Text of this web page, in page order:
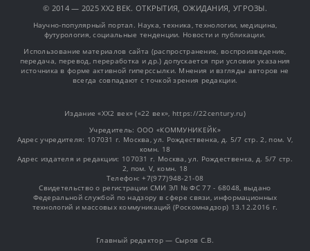
© 2014 — 2025 XX2 ВЕК. ОТКРЫТИЯ, ОЖИДАНИЯ, УГРОЗЫ.
Научно-популярный портал. Наука, техника, технологии, медицина,
футурология, социальные тенденции. Новости и публикации.
Использование материалов сайта (распространение, воспроизведение,
передача, перевод, переработка и др.) допускается при условии указания
источника в форме активной гиперссылки. Мнения и взгляды авторов не
всегда совпадают с точкой зрения редакции.
Издание «XX2 век» («22 век», https://22century.ru)
Учредитель: OOO «КОММУНИКЕЙК»
Адрес учредителя: 107031 г. Москва, ул. Рождественка, д. 5/7 стр. 2, пом. V,
комн. 18
Адрес издателя и редакции: 107031 г. Москва, ул. Рождественка, д. 5/7 стр.
2, пом. V, комн. 18
Телефон: +7(977)948-21-08
Свидетельство о регистрации СМИ ЭЛ № ФС 77 - 68048, выдано
Федеральной службой по надзору в сфере связи, информационных
технологий и массовых коммуникаций (Роскомнадзор) 13.12.2016 г.
Главный редактор — Сыров С.В.